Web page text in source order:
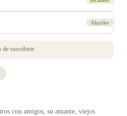
Alquiler
de suscribirte.
con amigos, su amante, viejos